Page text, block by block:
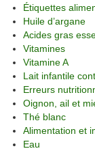
Étiquettes
Huile d’argane
Acides gras
Vitamines
Vitamine A
Lait infantile
Erreurs
Oignon, ail et
Thé blanc
Alimentation et
Eau